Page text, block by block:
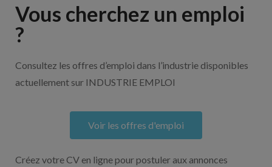
Vous cherchez un emploi
?
Consultez les offres d’emploi dans l’industrie disponibles
actuellement sur INDUSTRIE EMPLOI
Voir les offres d'emploi
Créez votre CV en ligne pour postuler aux annonces